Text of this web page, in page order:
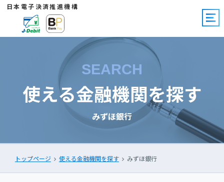
日本電子決済推進機構
SEARCH
使える金融機関を探す
みずほ銀行
トップページ 使える金融機関を探す みずほ銀行